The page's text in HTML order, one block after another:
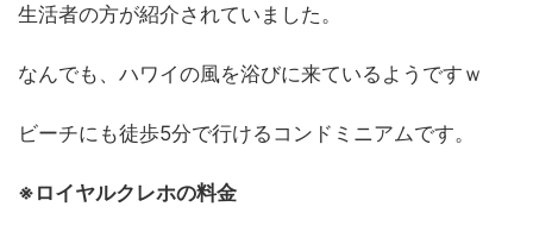
生活者の方が紹介されていました。
なんでも、ハワイの風を浴びに来ているようですｗ
ビーチにも徒歩5分で行けるコンドミニアムです。
※ロイヤルクレホの料金